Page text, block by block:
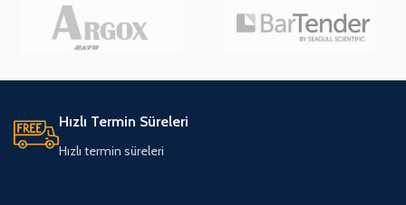
Hızlı Termin Süreleri
Hızlı termin süreleri